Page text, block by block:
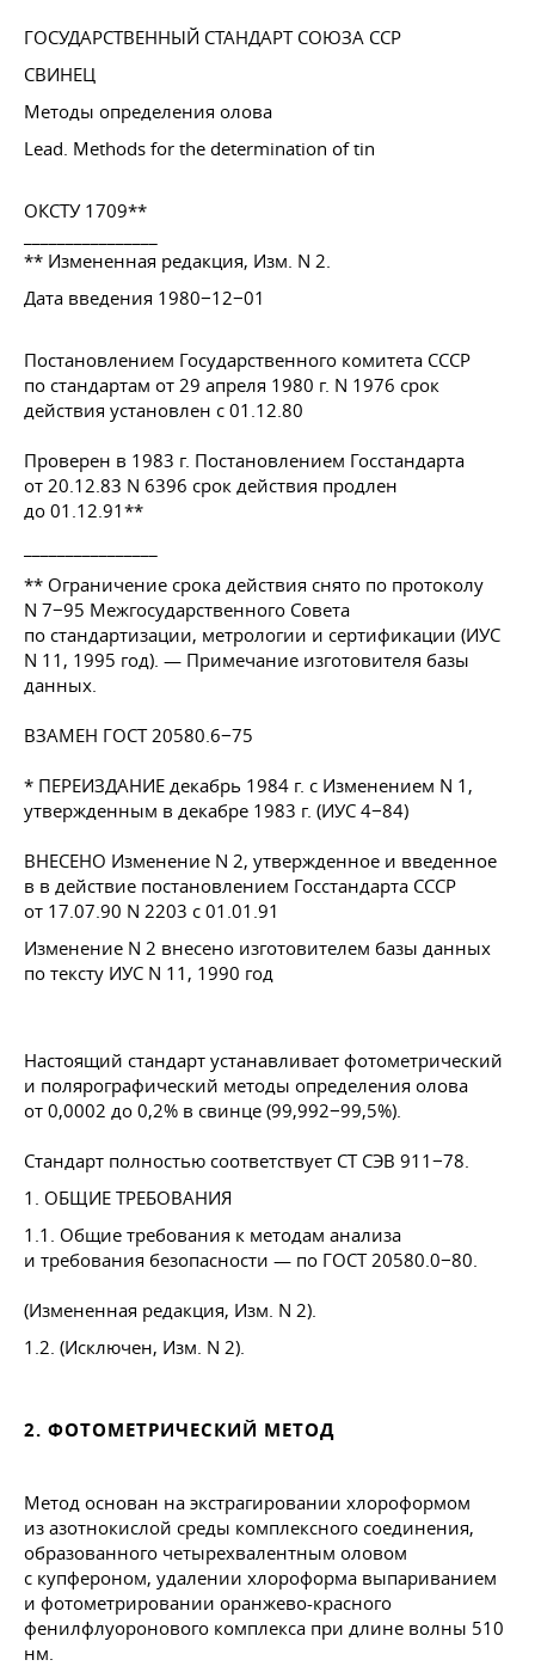
ГОСУДАРСТВЕННЫЙ СТАНДАРТ СОЮЗА ССР
СВИНЕЦ
Методы определения олова
Lead. Methods for the determination of tin
ОКСТУ 1709**
** Измененная редакция, Изм. N 2.
Дата введения 1980−12−01
Постановлением Государственного комитета СССР
по стандартам от 29 апреля 1980 г. N 1976 срок
действия установлен с 01.12.80
Проверен в 1983 г. Постановлением Госстандарта
от 20.12.83 N 6396 срок действия продлен
до 01.12.91**
** Ограничение срока действия снято по протоколу
N 7−95 Межгосударственного Совета
по стандартизации, метрологии и сертификации (ИУС
N 11, 1995 год). — Примечание изготовителя базы
данных.
ВЗАМЕН ГОСТ 20580.6−75
* ПЕРЕИЗДАНИЕ декабрь 1984 г. с Изменением N 1,
утвержденным в декабре 1983 г. (ИУС 4−84)
ВНЕСЕНО Изменение N 2, утвержденное и введенное
в в действие постановлением Госстандарта СССР
от 17.07.90 N 2203 с 01.01.91
Изменение N 2 внесено изготовителем базы данных
по тексту ИУС N 11, 1990 год
Настоящий стандарт устанавливает фотометрический
и полярографический методы определения олова
от 0,0002 до 0,2% в свинце (99,992−99,5%).
Стандарт полностью соответствует СТ СЭВ 911−78.
1. ОБЩИЕ ТРЕБОВАНИЯ
1.1. Общие требования к методам анализа
и требования безопасности — по ГОСТ 20580.0−80.
(Измененная редакция, Изм. N 2).
1.2. (Исключен, Изм. N 2).
2. ФОТОМЕТРИЧЕСКИЙ МЕТОД
Метод основан на экстрагировании хлороформом
из азотнокислой среды комплексного соединения,
образованного четырехвалентным оловом
с купфероном, удалении хлороформа выпариванием
и фотометрировании оранжево-красного
фенилфлуоронового комплекса при длине волны 510
нм.